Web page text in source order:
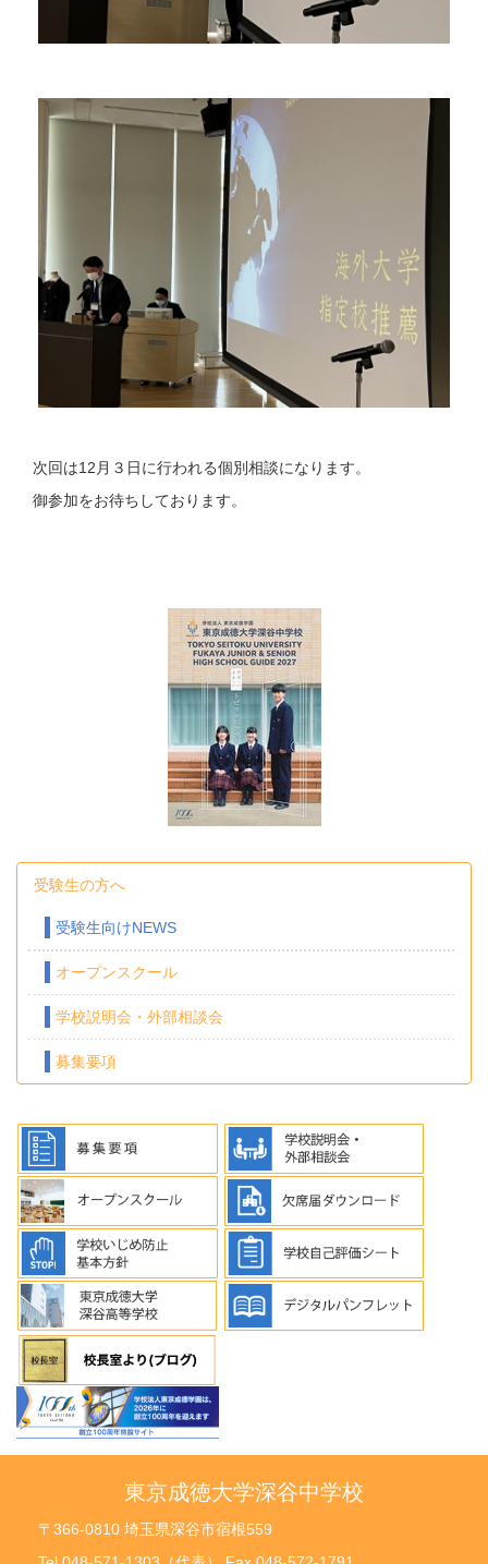
次回は12月３日に行われる個別相談になります。
御参加をお待ちしております。
受験生の方へ
受験生向けNEWS
オープンスクール
学校説明会・外部相談会
募集要項
東京成徳大学深谷中学校
〒366-0810 埼玉県深谷市宿根559